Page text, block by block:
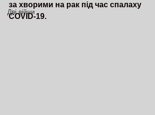
Дві війни
за хворими на рак під час спалаху
COVID-19.